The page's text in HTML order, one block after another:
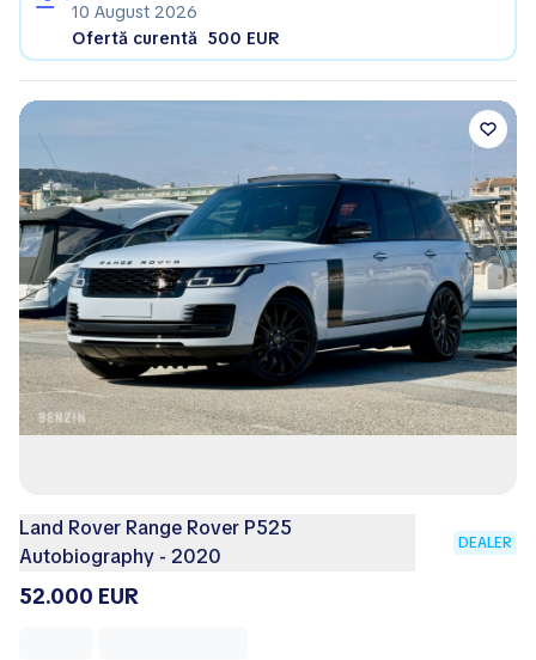
10 August 2026
Ofertă curentă 500 EUR
Land Rover Range Rover P525
Autobiography - 2020
DEALER
52.000 EUR